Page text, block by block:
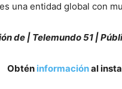
una entidad global con
de | Telemundo 51 |
Obtén informaciónal